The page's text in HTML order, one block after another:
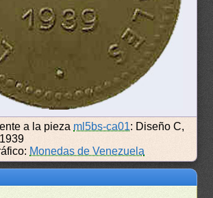
a la pieza ml5bs-ca01: Diseño C,
Monedas de Venezuela